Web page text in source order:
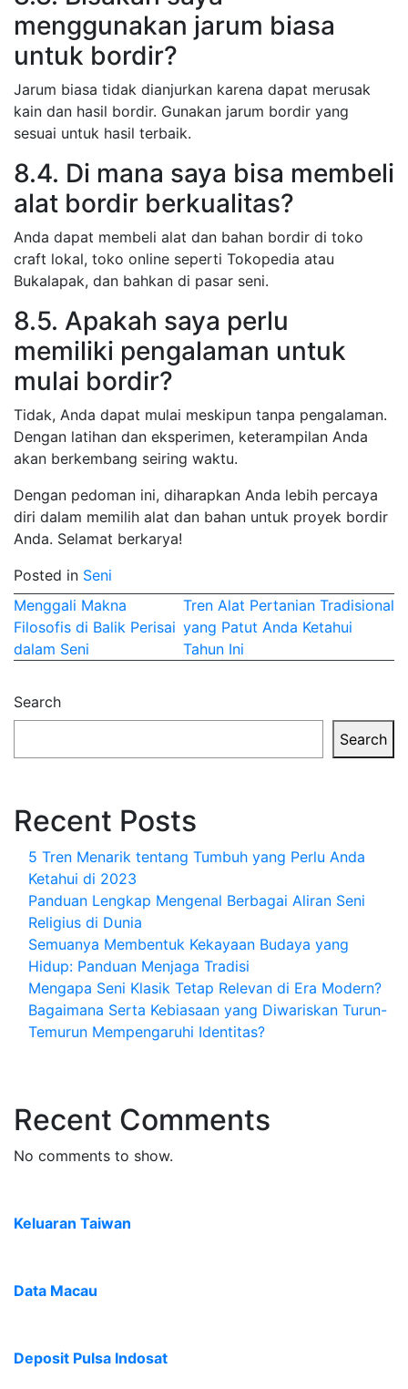
menggunakan jarum biasa
untuk bordir?
Jarum biasa tidak dianjurkan karena dapat merusak
kain dan hasil bordir. Gunakan jarum bordir yang
sesuai untuk hasil terbaik.
8.4. Di mana saya bisa membeli
alat bordir berkualitas?
Anda dapat membeli alat dan bahan bordir di toko
craft lokal, toko online seperti Tokopedia atau
Bukalapak, dan bahkan di pasar seni.
8.5. Apakah saya perlu
memiliki pengalaman untuk
mulai bordir?
Tidak, Anda dapat mulai meskipun tanpa pengalaman.
Dengan latihan dan eksperimen, keterampilan Anda
akan berkembang seiring waktu.
Dengan pedoman ini, diharapkan Anda lebih percaya
diri dalam memilih alat dan bahan untuk proyek bordir
Anda. Selamat berkarya!
Posted in Seni
Post
navigation
Menggali Makna
Filosofis di Balik Perisai
dalam Seni
Tren Alat Pertanian Tradisional
yang Patut Anda Ketahui
Tahun Ini
Search
Search
Recent Posts
5 Tren Menarik tentang Tumbuh yang Perlu Anda
Ketahui di 2023
Panduan Lengkap Mengenal Berbagai Aliran Seni
Religius di Dunia
Semuanya Membentuk Kekayaan Budaya yang
Hidup: Panduan Menjaga Tradisi
Mengapa Seni Klasik Tetap Relevan di Era Modern?
Bagaimana Serta Kebiasaan yang Diwariskan Turun-
Temurun Mempengaruhi Identitas?
Recent Comments
No comments to show.
Keluaran Taiwan
Data Macau
Deposit Pulsa Indosat